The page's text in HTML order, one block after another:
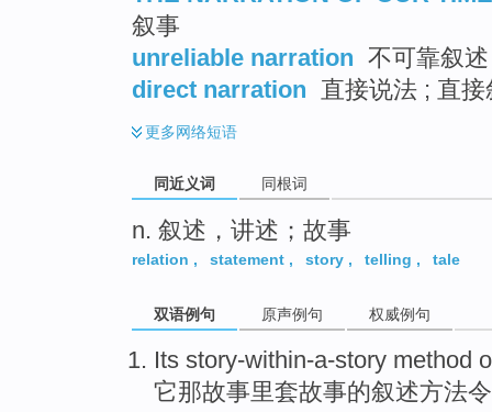
叙事
unreliable narration 不可靠叙述
direct narration 直接说法 ; 直接
更多网络短语
同近义词 同根词
n. 叙述，讲述；故事
relation , statement , story , telling , tale
双语例句 原声例句 权威例句
Its story-within-a-story method
它那故事里套故事的叙述方法